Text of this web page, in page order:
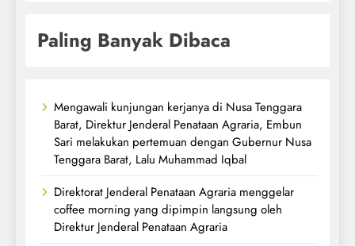
Paling Banyak Dibaca
Mengawali kunjungan kerjanya di Nusa Tenggara
Barat, Direktur Jenderal Penataan Agraria, Embun
Sari melakukan pertemuan dengan Gubernur Nusa
Tenggara Barat, Lalu Muhammad Iqbal
Direktorat Jenderal Penataan Agraria menggelar
coffee morning yang dipimpin langsung oleh
Direktur Jenderal Penataan Agraria